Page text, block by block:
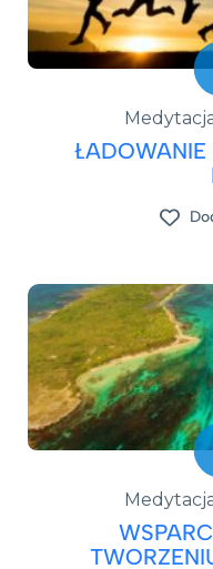
ŁADOWANIE